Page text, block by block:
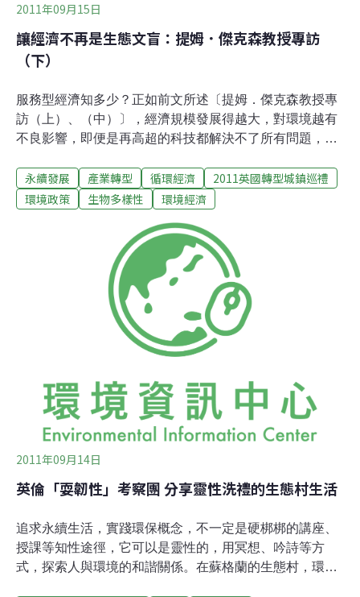
2011年09月15日
讓經濟不再是生態文盲：提姆．傑克森教授專訪
（下）
服務型經濟知多少？正如前文所述〔提姆．傑克森教授專
訪（上）、（中）〕，經濟規模發展得越大，對環境越有
不良影響，即便是再高超的科技都解決不了所有問題，因
克森教授還提到發展「服務型經濟」（service-based
economy）的必要性。究竟什麼是服務型經濟？金融服
型經濟，這些乍看之下輕飄飄、不帶半分重量、似乎只需
透過操作鍵盤、滑鼠與電腦螢幕，即可提供的「服務」，
在許多人眼中是高度發展的象徵，但看在提姆．傑克森教
授的眼中卻不是這麼回事。
永續發展 產業轉型 循環經濟
2011英國轉型城鎮巡禮
環境政策
生物多樣性 環境經濟
2011年09月14日
英倫「耍韌性」考察團 分享靈性洗禮的生態村生活
追求永續生活，實踐環保概念，不一定是硬梆梆的講座、
授課等知性途徑，它可以是靈性的，用冥想、吟詩等方
式，探索人與環境的和諧關係。在蘇格蘭的生態村，環境